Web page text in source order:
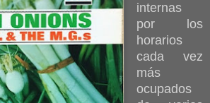
internas
por los
horarios
cada vez
más
ocupados